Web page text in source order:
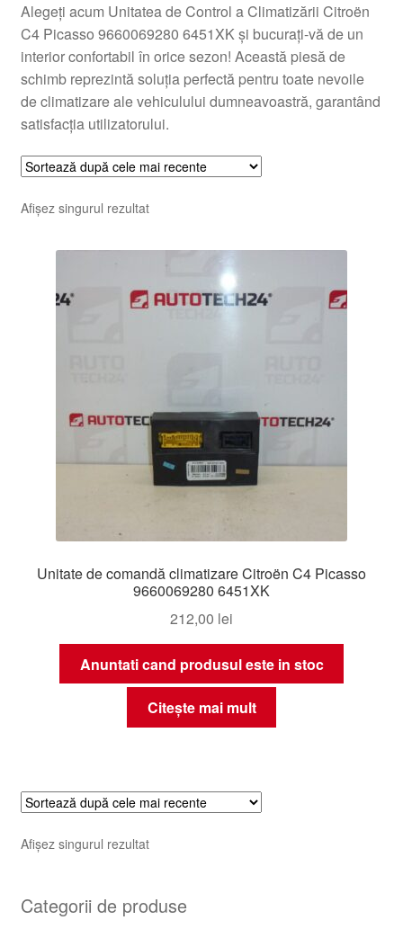
Termeni si conditii
Alegeți acum Unitatea de Control a Climatizării Citroën
C4 Picasso 9660069280 6451XK și bucurați-vă de un
interior confortabil în orice sezon! Această piesă de
schimb reprezintă soluția perfectă pentru toate nevoile
de climatizare ale vehiculului dumneavoastră, garantând
satisfacția utilizatorului.
Afișez singurul rezultat
Unitate de comandă climatizare Citroën C4 Picasso
9660069280 6451XK
212,00 lei
Anuntati cand produsul este in stoc
Citește mai mult
Afișez singurul rezultat
Categorii de produse